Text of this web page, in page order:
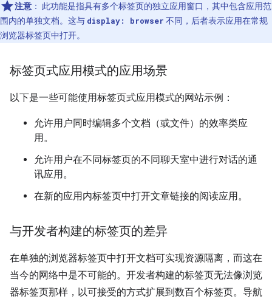
注意 ： 此功能是指具有多个标签页的独立应用窗口，其中包含应用范
围内的单独文档。这与 display: browser 不同，后者表示应用在常规
浏览器标签页中打开。
标签页式应用模式的应用场景
以下是一些可能使用标签页式应用模式的网站示例：
允许用户同时编辑多个文档（或文件）的效率类应
用。
允许用户在不同标签页的不同聊天室中进行对话的通
讯应用。
在新的应用内标签页中打开文章链接的阅读应用。
与开发者构建的标签页的差异
在单独的浏览器标签页中打开文档可实现资源隔离，而这在
当今的网络中是不可能的。开发者构建的标签页无法像浏览
器标签页那样，以可接受的方式扩展到数百个标签页。导航